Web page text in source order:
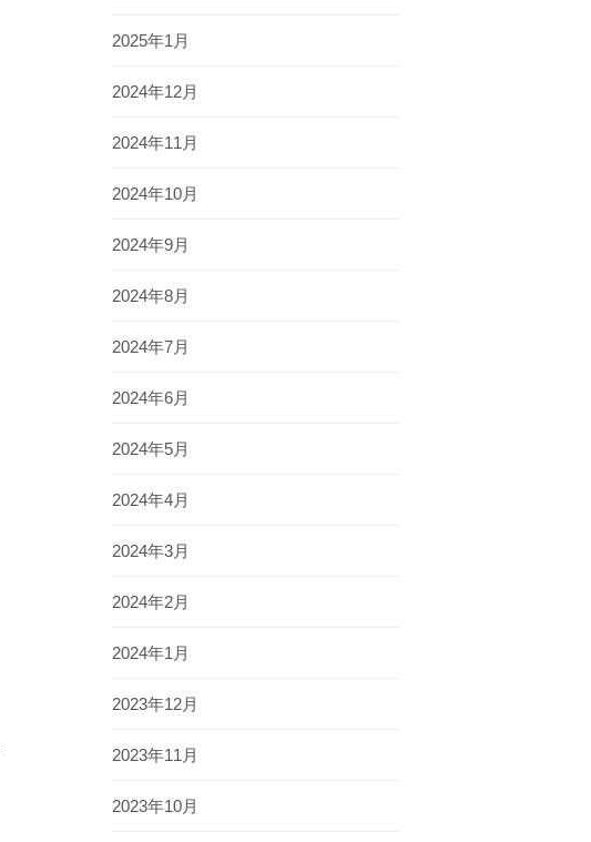
2025年1月
2024年12月
2024年11月
2024年10月
2024年9月
2024年8月
2024年7月
2024年6月
2024年5月
2024年4月
2024年3月
2024年2月
2024年1月
2023年12月
2023年11月
2023年10月